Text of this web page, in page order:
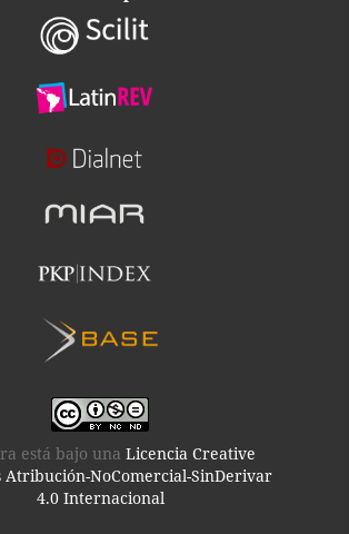
está bajo una Licencia Creative
Atribución-NoComercial-SinDerivar
4.0 Internacional